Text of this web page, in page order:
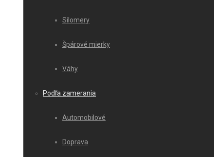
Silomery
Špárové mierky
Váhy
Podľa zamerania
Automobilové
Doprava